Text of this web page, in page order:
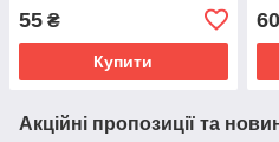
для зачісок
55 ₴
Купити
60
Акційні пропозиції та